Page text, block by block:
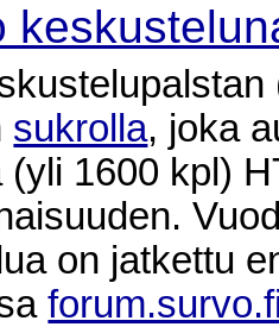
sukrolla, joka
(yli 1600 kpl)
on jatkettu